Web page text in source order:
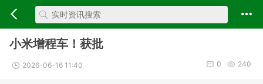
小米增程车！获批
2026-06-16 11:40 240
0